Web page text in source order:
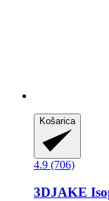
Košarica
4.9 (706)
3DJAKE